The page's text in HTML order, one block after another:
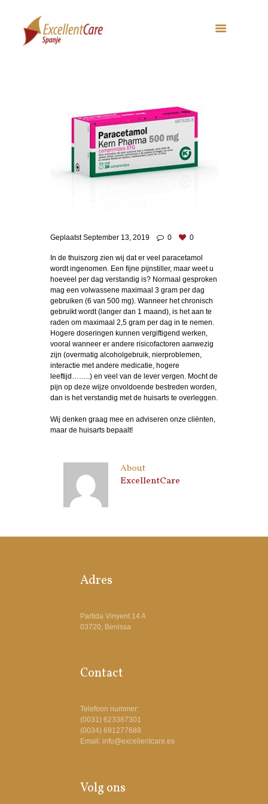
GeplaatstSeptember 13, 2019 0 0
In de thuiszorg zien wij dat er veel paracetamol
wordt ingenomen. Een fijne pijnstiller, maar weet u
hoeveel per dag verstandig is? Normaal gesproken
mag een volwassene maximaal 3 gram per dag
gebruiken (6 van 500 mg). Wanneer het chronisch
gebruikt wordt (langer dan 1 maand), is het aan te
raden om maximaal 2,5 gram per dag in te nemen.
Hogere doseringen kunnen vergiftigend werken,
vooral wanneer er andere risicofactoren aanwezig
zijn (overmatig alcoholgebruik, nierproblemen,
interactie met andere medicatie, hogere
leeftijd……..) en veel van de lever vergen. Mocht de
pijn op deze wijze onvoldoende bestreden worden,
dan is het verstandig met de huisarts te overleggen.
Wij denken graag mee en adviseren onze cliënten,
maar de huisarts bepaalt!
About
ExcellentCare
Adres
Partida Vinyent 14 A
03720, Benissa
Contact
Telefoon nummer:
(0031) 623387301
(0034) 691277688
Email: info@excellentcare.es
Volg ons